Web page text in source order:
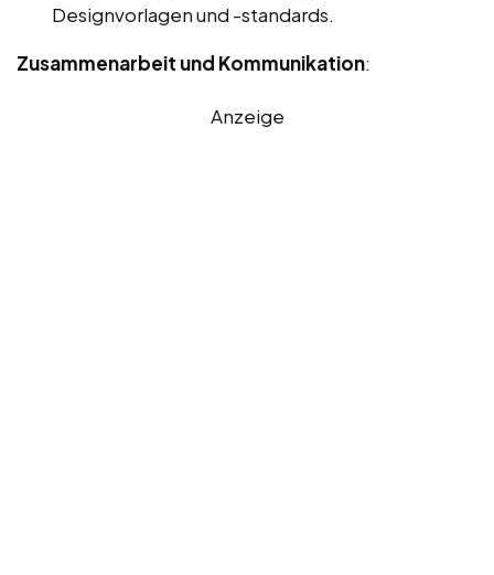
Designvorlagen und -standards.
Zusammenarbeit und Kommunikation:
Anzeige